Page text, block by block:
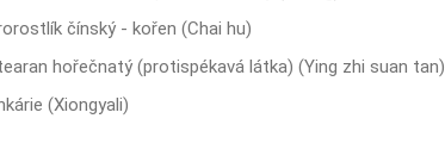
čínský - kořen (Chai hu)
hořečnatý (protispékavá látka) (Ying zhi suan tan)
(Xiongyali)